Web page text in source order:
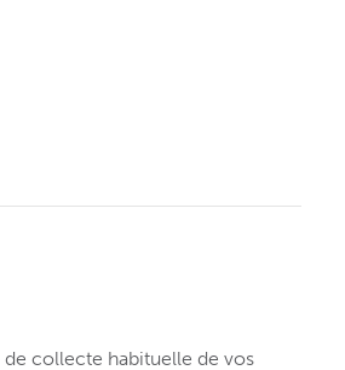
collecte habituelle de vos